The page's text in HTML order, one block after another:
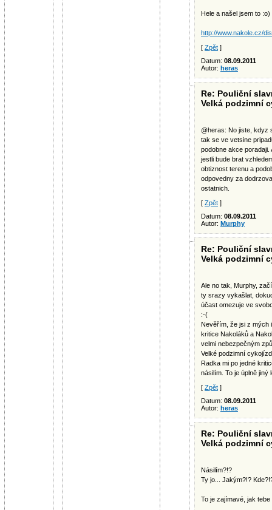
Hele a našel jsem to :o)
http://www.nakole.cz/
[ Zpět ]
Datum: 08.09.2011
Autor: heras
Re: Pouliční
Velká podzimní
@heras: No jiste, kdyz
tak se ve vetsine
podobne akce poradaji.
jestli bude brat
obtiznost terenu a
odpovedny za
ostatnich.
[ Zpět ]
Datum: 08.09.2011
Autor: Murphy
Re: Pouliční
Velká podzimní
Ale no tak, Murphy,
ty srazy vykašlat,
účast omezuje ve
:-(
Nevěřím, že jsi z mých
kritice Nakoláků a
velmi nebezpečným
Velké podzimní
Radka mi po jedné
násilím. To je úplně jiný
[ Zpět ]
Datum: 08.09.2011
Autor: heras
Re: Pouliční
Velká podzimní
Násilím?!?
Ty jo... Jakým?!?
To je zajímavé, jak